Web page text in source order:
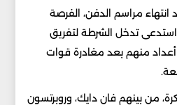
مراسم الدفن، الفرصة
استدعى تدخل الشرطة لتفريق
منهم بعد مغادرة قوات
من بينهم فان دايك، وروبرتسون